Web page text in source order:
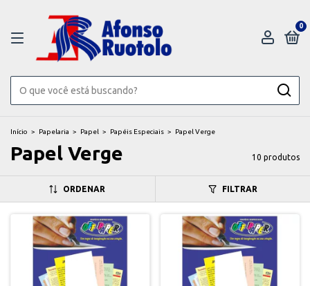
0
Início > Papelaria > Papel > Papéis Especiais > Papel Verge
Papel Verge 10 produtos
ORDENAR FILTRAR